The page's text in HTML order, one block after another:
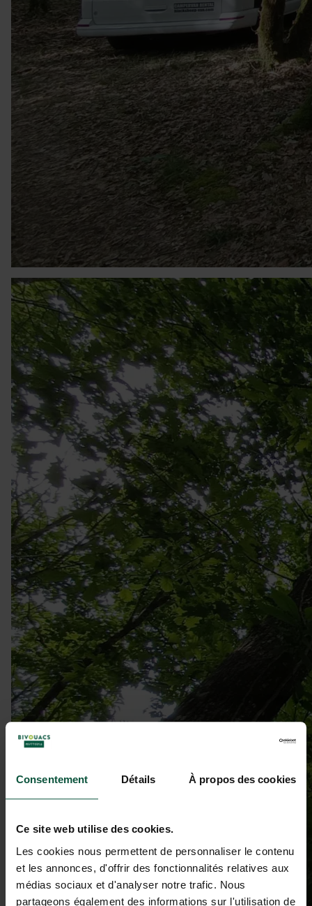
Consentement Détails À propos des cookies
Ce site web utilise des cookies.
Les cookies nous permettent de personnaliser le contenu
et les annonces, d'offrir des fonctionnalités relatives aux
médias sociaux et d'analyser notre trafic. Nous
partageons également des informations sur l'utilisation de